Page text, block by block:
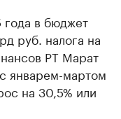
года в бюджет
руб. налога на
РТ Марат
январем-мартом
на 30,5% или